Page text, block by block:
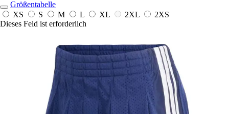
Größentabelle
XS
S M L XL 2XL
2XS
Dieses Feld ist erforderlich